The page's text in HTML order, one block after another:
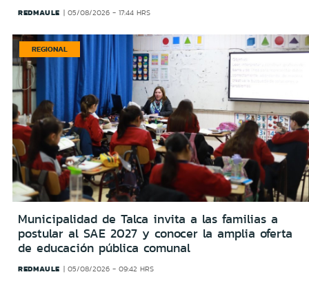
REDMAULE 05/08/2026 - 17:44 HRS
REGIONAL
Municipalidad de Talca invita a las familias a
postular al SAE 2027 y conocer la amplia oferta
de educación pública comunal
REDMAULE 05/08/2026 - 09:42 HRS